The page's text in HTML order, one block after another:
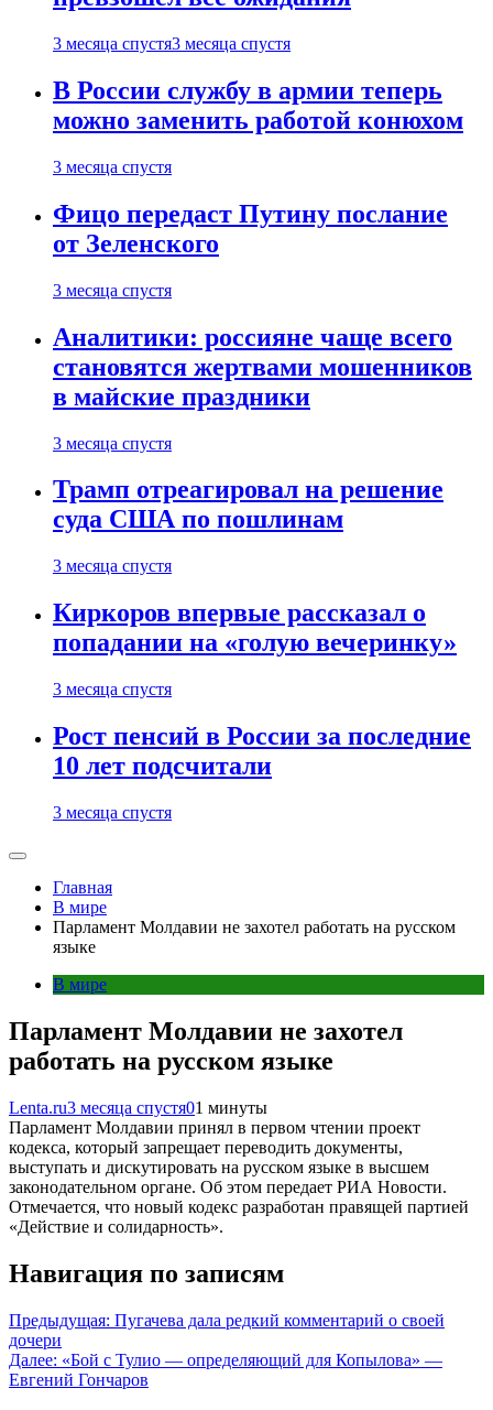
3 месяца спустя3 месяца спустя
В России службу в армии теперь
можно заменить работой конюхом
3 месяца спустя
Фицо передаст Путину послание
от Зеленского
3 месяца спустя
Аналитики: россияне чаще всего
становятся жертвами мошенников
в майские праздники
3 месяца спустя
Трамп отреагировал на решение
суда США по пошлинам
3 месяца спустя
Киркоров впервые рассказал о
попадании на «голую вечеринку»
3 месяца спустя
Рост пенсий в России за последние
10 лет подсчитали
3 месяца спустя
Главная
В мире
Парламент Молдавии не захотел работать на русском
языке
В мире
Парламент Молдавии не захотел
работать на русском языке
Lenta.ru3 месяца спустя01 минуты
Парламент Молдавии принял в первом чтении проект
кодекса, который запрещает переводить документы,
выступать и дискутировать на русском языке в высшем
законодательном органе. Об этом передает РИА Новости.
Отмечается, что новый кодекс разработан правящей партией
«Действие и солидарность».
Навигация по записям
Предыдущая: Пугачева дала редкий комментарий о своей
дочери
Далее: «Бой с Тулио — определяющий для Копылова» —
Евгений Гончаров